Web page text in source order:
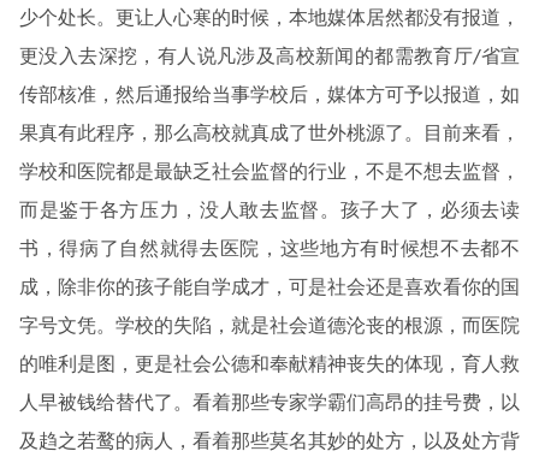
少个处长。更让人心寒的时候，本地媒体居然都没有报道，
更没入去深挖，有人说凡涉及高校新闻的都需教育厅/省宣
传部核准，然后通报给当事学校后，媒体方可予以报道，如
果真有此程序，那么高校就真成了世外桃源了。目前来看，
学校和医院都是最缺乏社会监督的行业，不是不想去监督，
而是鉴于各方压力，没人敢去监督。孩子大了，必须去读
书，得病了自然就得去医院，这些地方有时候想不去都不
成，除非你的孩子能自学成才，可是社会还是喜欢看你的国
字号文凭。学校的失陷，就是社会道德沦丧的根源，而医院
的唯利是图，更是社会公德和奉献精神丧失的体现，育人救
人早被钱给替代了。看着那些专家学霸们高昂的挂号费，以
及趋之若鹜的病人，看着那些莫名其妙的处方，以及处方背